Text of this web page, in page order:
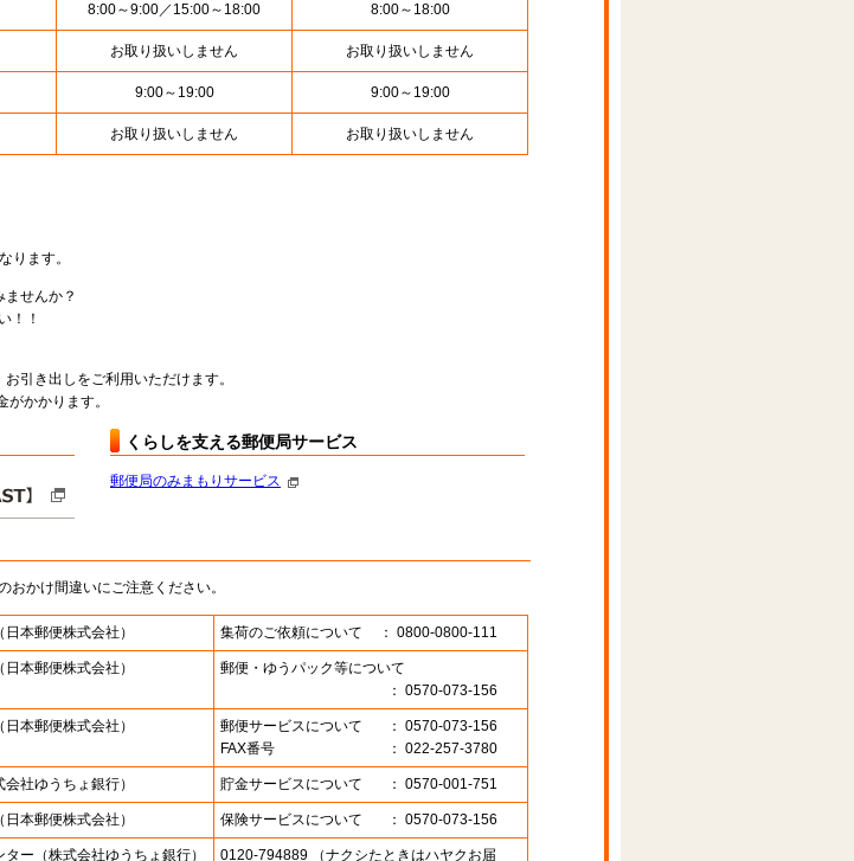
8:00～9:00／15:00～18:00 8:00～18:00
お取り扱いしません お取り扱いしません
9:00～19:00 9:00～19:00
お取り扱いしません お取り扱いしません
ります。
せんか？
！！
引き出しをご利用いただけます。
かかります。
くらしを支える郵便局サービス
郵便局のみまもりサービス
かけ間違いにご注意ください。
（日本郵便株式会社） 集荷のご依頼について ： 0800-0800-111
（日本郵便株式会社）
郵便・ゆうパック等について
： 0570-073-156
（日本郵便株式会社） 郵便サービスについて
： 0570-073-156
FAX番号
： 022-257-3780
会社ゆうちょ銀行） 貯金サービスについて ： 0570-001-751
（日本郵便株式会社） 保険サービスについて ： 0570-073-156
ター （株式会社ゆうちょ銀行） 0120-794889 （ナクシたときはハヤクお届